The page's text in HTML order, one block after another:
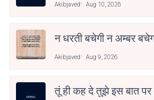
Akibjaved Aug 10, 2026
न धरती बचेगी न अम्बर
Akibjaved Aug 9, 2026
तूं ही कह दे तुझे इस बात पर